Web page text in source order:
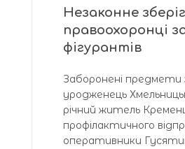
Незаконне
правоохоронці
фігурантів
Заборонені предмети
уродженець
річний житель
профілактичного
оперативники